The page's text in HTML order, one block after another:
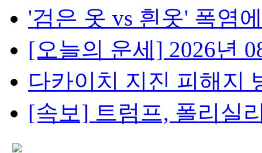
'검은 옷 vs 흰옷' 폭염
[오늘의 운세] 2026년
다카이치 지진 피해지
[속보] 트럼프, 폴리실